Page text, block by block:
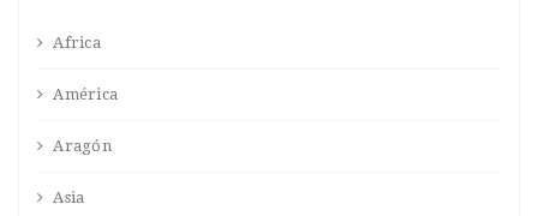
Africa
América
Aragón
Asia